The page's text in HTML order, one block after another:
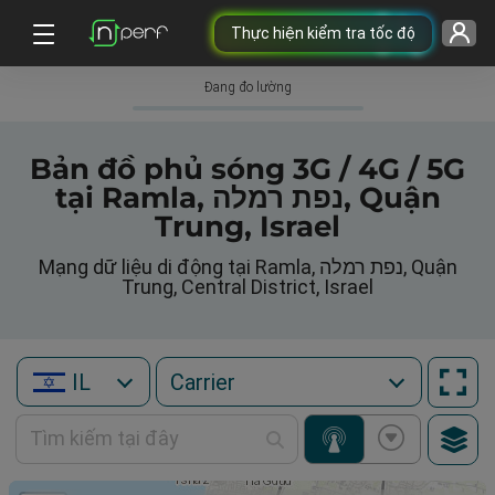
Thực hiện kiểm tra tốc độ
Đang đo lường
Bản đồ phủ sóng 3G / 4G / 5G
tại Ramla, נפת רמלה, Quận
Trung, Israel
Mạng dữ liệu di động tại Ramla, נפת רמלה, Quận
Trung, Central District, Israel
IL